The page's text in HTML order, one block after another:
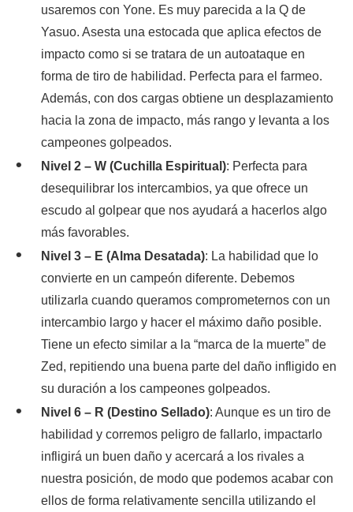
usaremos con Yone. Es muy parecida a la Q de
Yasuo. Asesta una estocada que aplica efectos de
impacto como si se tratara de un autoataque en
forma de tiro de habilidad. Perfecta para el farmeo.
Además, con dos cargas obtiene un desplazamiento
hacia la zona de impacto, más rango y levanta a los
campeones golpeados.
Nivel 2 – W (Cuchilla Espiritual): Perfecta para
desequilibrar los intercambios, ya que ofrece un
escudo al golpear que nos ayudará a hacerlos algo
más favorables.
Nivel 3 – E (Alma Desatada): La habilidad que lo
convierte en un campeón diferente. Debemos
utilizarla cuando queramos comprometernos con un
intercambio largo y hacer el máximo daño posible.
Tiene un efecto similar a la “marca de la muerte” de
Zed, repitiendo una buena parte del daño infligido en
su duración a los campeones golpeados.
Nivel 6 – R (Destino Sellado): Aunque es un tiro de
habilidad y corremos peligro de fallarlo, impactarlo
infligirá un buen daño y acercará a los rivales a
nuestra posición, de modo que podemos acabar con
ellos de forma relativamente sencilla utilizando el